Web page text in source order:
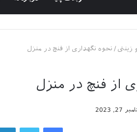
زینتی / نحوه نگهداری از فنچ در منزل
از فنچ در منزل
27, 2023
فیسبوکتوییتر